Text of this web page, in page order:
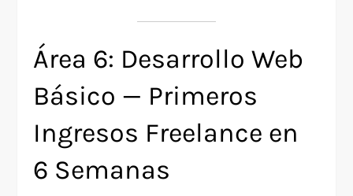
Área 6: Desarrollo Web
Básico — Primeros
Ingresos Freelance en
6 Semanas